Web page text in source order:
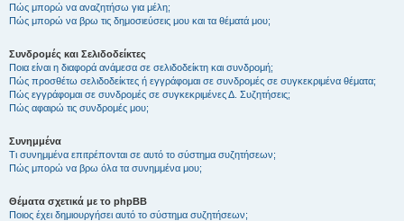
Πώς μπορώ να αναζητήσω για μέλη;
Πώς μπορώ να βρω τις δημοσιεύσεις μου και τα θέματά μου;
Συνδρομές και Σελιδοδείκτες
Ποια είναι η διαφορά ανάμεσα σε σελιδοδείκτη και συνδρομή;
Πώς προσθέτω σελιδοδείκτες ή εγγράφομαι σε συνδρομές σε συγκεκριμένα θέματα;
Πώς εγγράφομαι σε συνδρομές σε συγκεκριμένες Δ. Συζητήσεις;
Πώς αφαιρώ τις συνδρομές μου;
Συνημμένα
Τι συνημμένα επιτρέπονται σε αυτό το σύστημα συζητήσεων;
Πώς μπορώ να βρω όλα τα συνημμένα μου;
Θέματα σχετικά με το phpBB
Ποιος έχει δημιουργήσει αυτό το σύστημα συζητήσεων;